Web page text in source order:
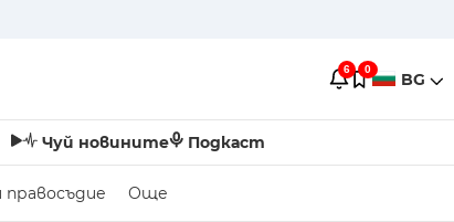
6 0 BG
Чуй новините Подкаст
Още